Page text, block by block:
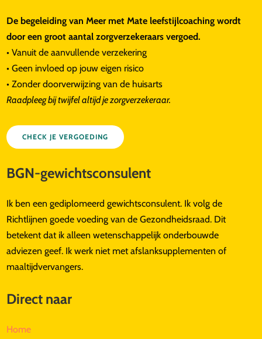
Direct naar
Home
De begeleiding van Meer met Mate leefstijlcoaching wordt
door een groot aantal zorgverzekeraars vergoed.
• Vanuit de aanvullende verzekering
• Geen invloed op jouw eigen risico
• Zonder doorverwijzing van de huisarts
Raadpleeg bij twijfel altijd je zorgverzekeraar.
CHECK JE VERGOEDING
BGN-gewichtsconsulent
Ik ben een gediplomeerd gewichtsconsulent. Ik volg de
Richtlijnen goede voeding van de Gezondheidsraad. Dit
betekent dat ik alleen wetenschappelijk onderbouwde
adviezen geef. Ik werk niet met afslanksupplementen of
maaltijdvervangers.